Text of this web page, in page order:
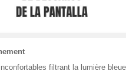
filtrant la lumière